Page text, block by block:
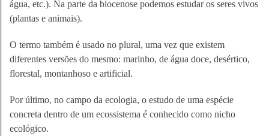
água, etc.). Na parte da biocenose podemos estudar os seres vivos
(plantas e animais).
O termo também é usado no plural, uma vez que existem
diferentes versões do mesmo: marinho, de água doce, desértico,
florestal, montanhoso e artificial.
Por último, no campo da ecologia, o estudo de uma espécie
concreta dentro de um ecossistema é conhecido como nicho
ecológico.